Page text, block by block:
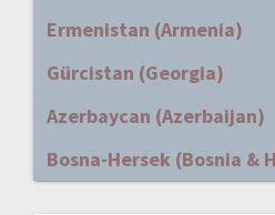
Ermenistan (Armenia)
Gürcistan (Georgia)
Azerbaycan (Azerbaijan)
Bosna-Hersek (Bosnia &